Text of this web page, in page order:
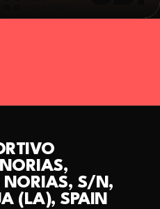
NORIAS, S/N,
(LA), SPAIN